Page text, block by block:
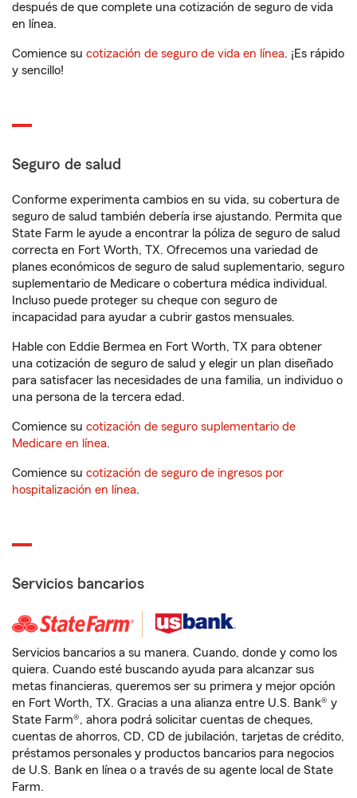
después de que complete una cotización de seguro de vida
en línea.
Comience su cotización de seguro de vida en línea. ¡Es rápido
y sencillo!
Seguro de salud
Conforme experimenta cambios en su vida, su cobertura de
seguro de salud también debería irse ajustando. Permita que
State Farm le ayude a encontrar la póliza de seguro de salud
correcta en Fort Worth, TX. Ofrecemos una variedad de
planes económicos de seguro de salud suplementario, seguro
suplementario de Medicare o cobertura médica individual.
Incluso puede proteger su cheque con seguro de
incapacidad para ayudar a cubrir gastos mensuales.
Hable con Eddie Bermea en Fort Worth, TX para obtener
una cotización de seguro de salud y elegir un plan diseñado
para satisfacer las necesidades de una familia, un individuo o
una persona de la tercera edad.
Comience su cotización de seguro suplementario de
Medicare en línea.
Comience su cotización de seguro de ingresos por
hospitalización en línea.
Servicios bancarios
Servicios bancarios a su manera. Cuando, donde y como los
quiera. Cuando esté buscando ayuda para alcanzar sus
metas financieras, queremos ser su primera y mejor opción
en Fort Worth, TX. Gracias a una alianza entre U.S. Bank® y
State Farm®, ahora podrá solicitar cuentas de cheques,
cuentas de ahorros, CD, CD de jubilación, tarjetas de crédito,
préstamos personales y productos bancarios para negocios
de U.S. Bank en línea o a través de su agente local de State
Farm.